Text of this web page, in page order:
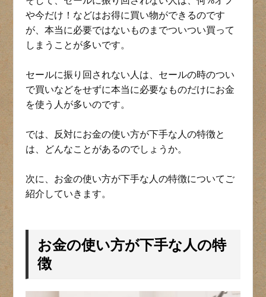
や今だけ！などはお得に買い物ができるのです
が、本当に必要ではないものまでついつい買って
しまうことが多いです。
セールに振り回されない人は、セールの時のつい
で買いなどをせずに本当に必要なものだけにお金
を使う人が多いのです。
では、反対にお金の使い方が下手な人の特徴と
は、どんなことがあるのでしょうか。
次に、お金の使い方が下手な人の特徴についてご
紹介していきます。
お金の使い方が下手な人の特
徴